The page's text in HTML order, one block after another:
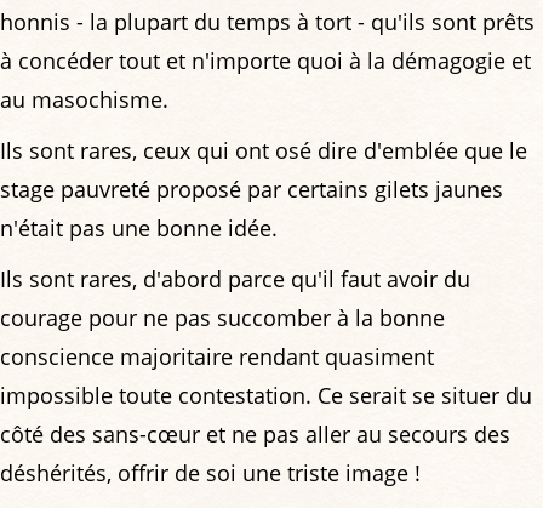
honnis - la plupart du temps à tort - qu'ils sont prêts
à concéder tout et n'importe quoi à la démagogie et
au masochisme.
Ils sont rares, ceux qui ont osé dire d'emblée que le
stage pauvreté proposé par certains gilets jaunes
n'était pas une bonne idée.
Ils sont rares, d'abord parce qu'il faut avoir du
courage pour ne pas succomber à la bonne
conscience majoritaire rendant quasiment
impossible toute contestation. Ce serait se situer du
côté des sans-cœur et ne pas aller au secours des
déshérités, offrir de soi une triste image !